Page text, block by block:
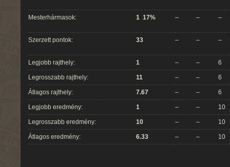
Mesterhármasok: 1 17% – – –
Szerzett pontok: 33 – – –
Legjobb rajthely: 1 – – 6
Legrosszabb rajthely: 11 – – 6
Átlagos rajthely: 7.67 – – 6
Legjobb eredmény: 1 – – 10
Legrosszabb eredmény: 10 – – 10
Átlagos eredmény: 6.33 – – 10